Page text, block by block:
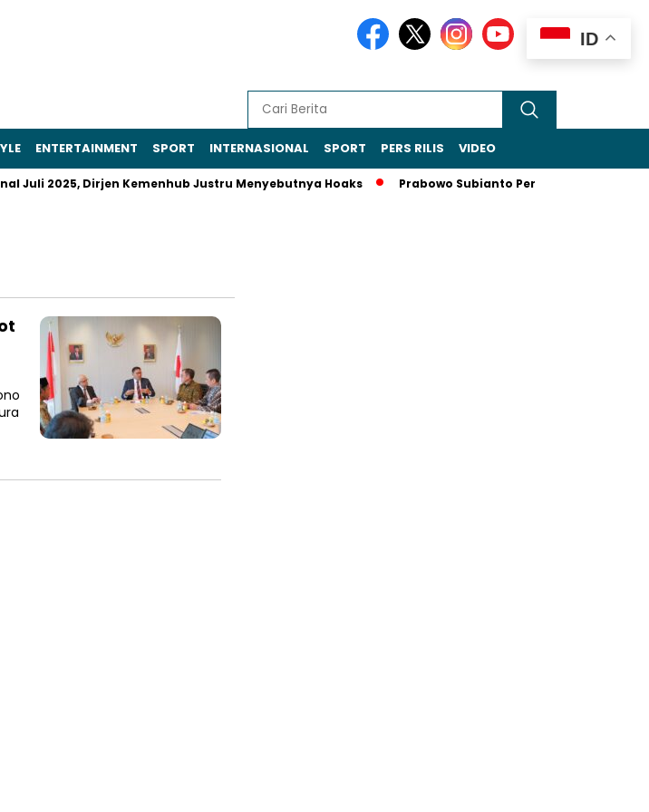
ENTERTAINMENT SPORT INTERNASIONAL SPORT PERS RILIS VIDEO
2025, Dirjen Kemenhub Justru Menyebutnya Hoaks Prabowo Subianto Perkuat Peran Indonesia
ID